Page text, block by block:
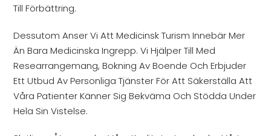
Till Förbättring.
Dessutom Anser Vi Att Medicinsk Turism Innebär Mer
Än Bara Medicinska Ingrepp. Vi Hjälper Till Med
Researrangemang, Bokning Av Boende Och Erbjuder
Ett Utbud Av Personliga Tjänster För Att Säkerställa Att
Våra Patienter Känner Sig Bekväma Och Stödda Under
Hela Sin Vistelse.